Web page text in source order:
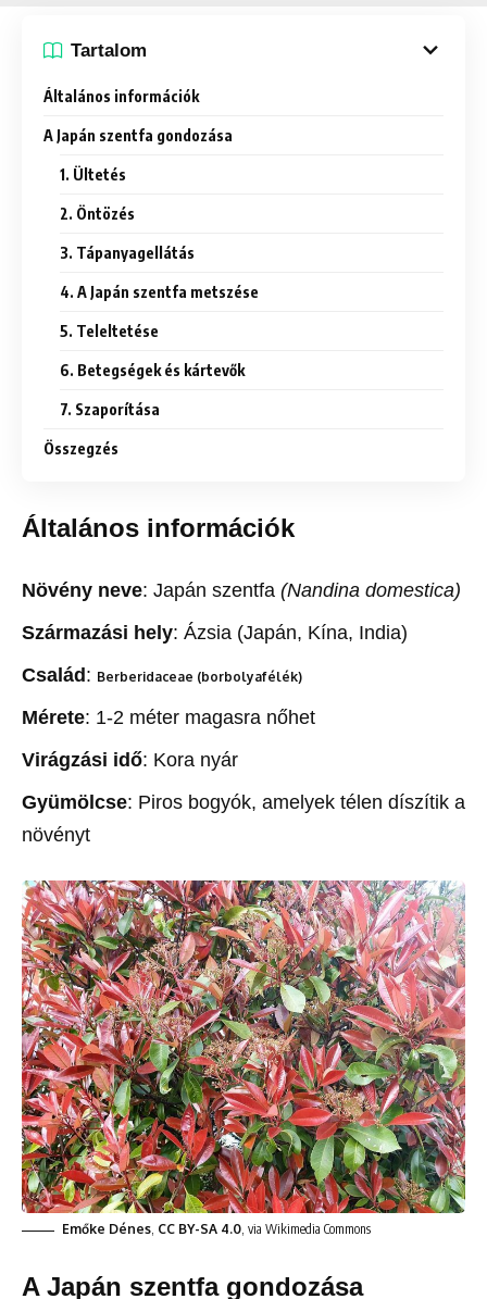
Tartalom
Általános információk
A Japán szentfa gondozása
1. Ültetés
2. Öntözés
3. Tápanyagellátás
4. A Japán szentfa metszése
5. Teleltetése
6. Betegségek és kártevők
7. Szaporítása
Összegzés
Általános információk
Növény neve: Japán szentfa (Nandina domestica)
Származási hely: Ázsia (Japán, Kína, India)
Család : Berberidaceae (borbolyafélék)
Mérete: 1-2 méter magasra nőhet
Virágzási idő: Kora nyár
Gyümölcse: Piros bogyók, amelyek télen díszítik a
növényt
Emőke Dénes, CC BY-SA 4.0, via Wikimedia Commons
A Japán szentfa gondozása